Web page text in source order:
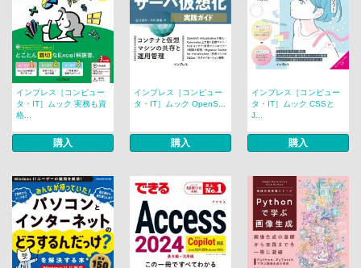
インプレス［コンピュー
タ・IT］ムック 実務も資
格...
購入
インプレス［コンピュー
タ・IT］ムック OpenS...
購入
インプレス［コンピュー
タ・IT］ムック CSSと
J...
購入